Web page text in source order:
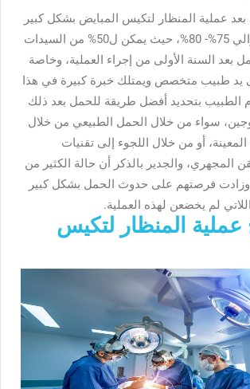
عملية المنظار لتكيس المبايض بشكل كبير
حيث تصل إلى حوالي 75%- 80%، حيث يمكن ل50% من السيدات
بعد السنة الأولى من إجراء العملية، وخاصة
يد طبيب متخصص ويمتلك خبرة كبيرة في هذا
الطبيب بتحديد أفضل طريقة للحمل بعد ذلك
سواء من خلال الحمل الطبيعي من خلال
أو من خلال اللجوء إلى تقنيات
المجهري، والجدير بالذكر أن حالة الكثير من
فرصتهم على حدوث الحمل بشكل كبير
لم يخضعن لهذه العملية.
عملية المنظار لتكيس